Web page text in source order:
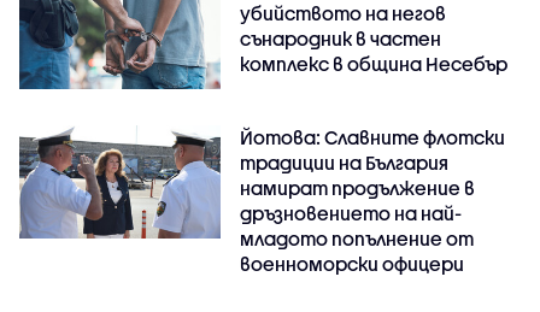
убийството на негов
сънародник в частен
комплекс в община Несебър
Йотова: Славните флотски
традиции на България
намират продължение в
дръзновението на най-
младото попълнение от
военноморски офицери